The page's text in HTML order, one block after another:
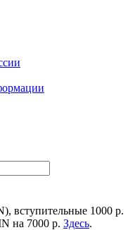
вступительные 1000 р.
на 7000 р. Здесь.